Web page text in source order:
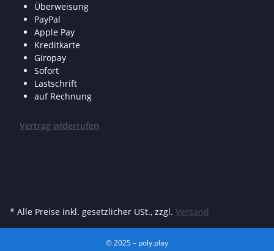
Überweisung
PayPal
Apple Pay
Kreditkarte
Giropay
Sofort
Lastschrift
auf Rechnung
Vertrag widerrufen
* Alle Preise inkl. gesetzlicher USt., zzgl. Versand
© 2025 – poly.play